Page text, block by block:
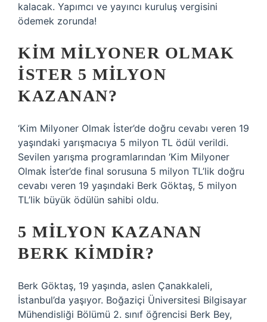
kalacak. Yapımcı ve yayıncı kuruluş vergisini
ödemek zorunda!
KIM MILYONER OLMAK
İSTER 5 MILYON
KAZANAN?
‘Kim Milyoner Olmak İster’de doğru cevabı veren 19
yaşındaki yarışmacıya 5 milyon TL ödül verildi.
Sevilen yarışma programlarından ‘Kim Milyoner
Olmak İster’de final sorusuna 5 milyon TL’lik doğru
cevabı veren 19 yaşındaki Berk Göktaş, 5 milyon
TL’lik büyük ödülün sahibi oldu.
5 MILYON KAZANAN
BERK KIMDIR?
Berk Göktaş, 19 yaşında, aslen Çanakkaleli,
İstanbul’da yaşıyor. Boğaziçi Üniversitesi Bilgisayar
Mühendisliği Bölümü 2. sınıf öğrencisi Berk Bey,